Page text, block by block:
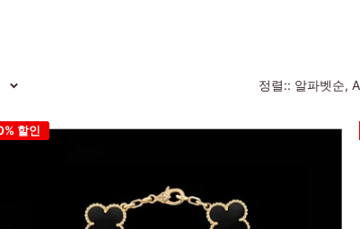
정렬:: 알파벳순,
할인